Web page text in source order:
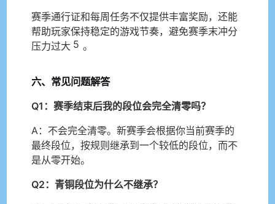
赛季通行证和每周任务不仅提供丰富奖励，还能
帮助玩家保持稳定的游戏节奏，避免赛季末冲分
压力过大 5 。
六、常见问题解答
Q1：赛季结束后我的段位会完全清零吗？
A：不会完全清零。新赛季会根据你当前赛季的
最终段位，按规则继承到一个较低的段位，而不
是从零开始。
Q2：青铜段位为什么不继承？